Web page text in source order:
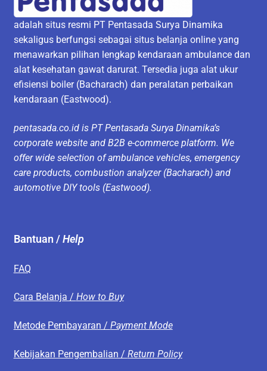
adalah situs resmi PT Pentasada Surya Dinamika
sekaligus berfungsi sebagai situs belanja online yang
menawarkan pilihan lengkap kendaraan ambulance dan
alat kesehatan gawat darurat. Tersedia juga alat ukur
efisiensi boiler (Bacharach) dan peralatan perbaikan
kendaraan (Eastwood).
pentasada.co.id is PT Pentasada Surya Dinamika’s
corporate website and B2B e-commerce platform. We
offer wide selection of ambulance vehicles, emergency
care products, combustion analyzer (Bacharach) and
automotive DIY tools (Eastwood).
Bantuan /Help
FAQ
Cara Belanja / How to Buy
Metode Pembayaran / Payment Mode
Kebijakan Pengembalian / Return Policy